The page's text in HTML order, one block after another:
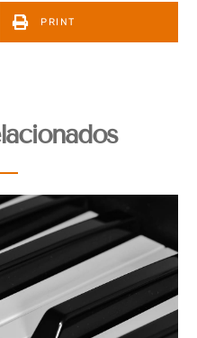
PRINT